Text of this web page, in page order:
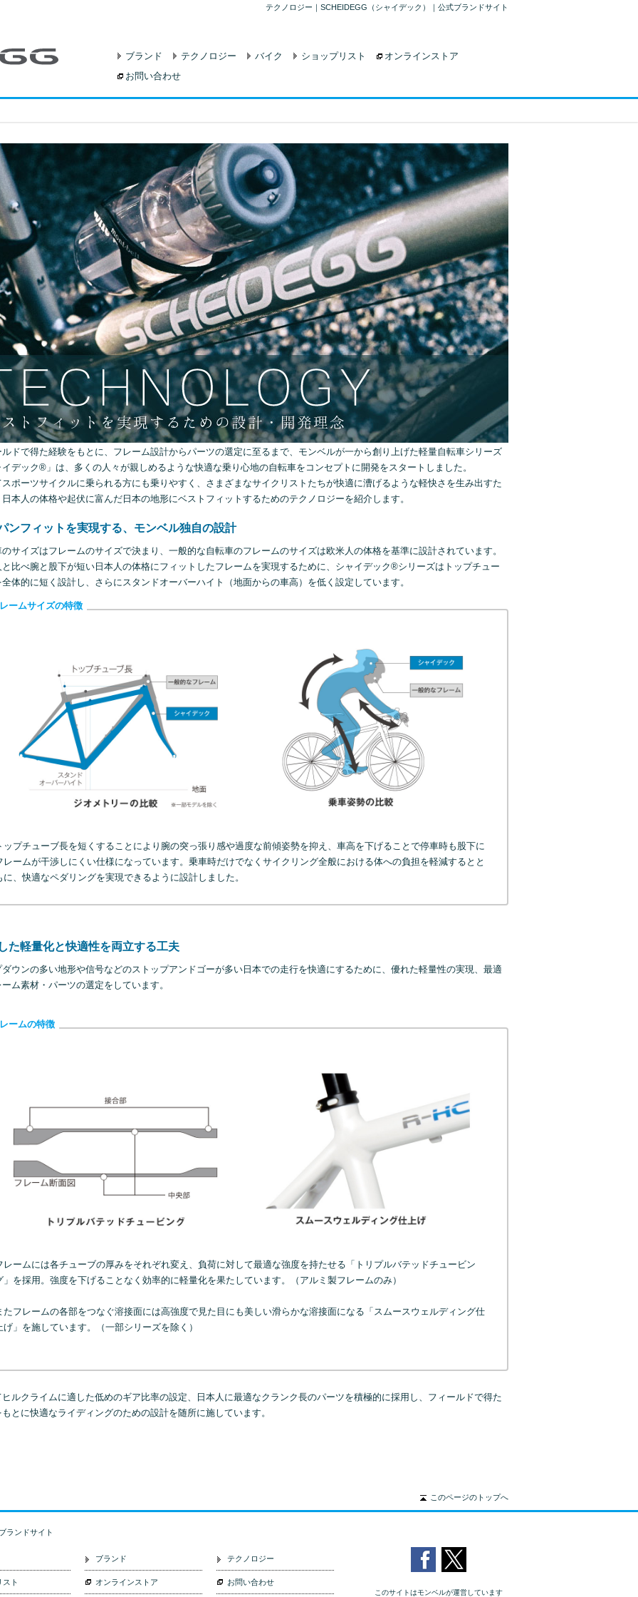
テクノロジー｜SCHEIDEGG（シャイデック）｜公式ブランドサイト
ブランド テクノロジー バイク ショップリスト
オンラインストア
お問い合わせ
ルドで得た経験をもとに、フレーム設計からパーツの選定に至るまで、モンベルが一から創り上げた軽量自転車シリーズ
デック®」は、多くの人々が親しめるような快適な乗り心地の自転車をコンセプトに開発をスタートしました。
ポーツサイクルに乗られる方にも乗りやすく、さまざまなサイクリストたちが快適に漕げるような軽快さを生み出すた
本人の体格や起伏に富んだ日本の地形にベストフィットするためのテクノロジーを紹介します。
ンフィットを実現する、モンベル独自の設計
サイズはフレームのサイズで決まり、一般的な自転車のフレームのサイズは欧米人の体格を基準に設計されています。
と比べ腕と股下が短い日本人の体格にフィットしたフレームを実現するために、シャイデック®シリーズはトップチュー
体的に短く設計し、さらにスタンドオーバーハイト（地面からの車高）を低く設定しています。
ップチューブ長を短くすることにより腕の突っ張り感や過度な前傾姿勢を抑え、車高を下げることで停車時も股下に
レームが干渉しにくい仕様になっています。乗車時だけでなくサイクリング全般における体への負担を軽減するとと
に、快適なペダリングを実現できるように設計しました。
た軽量化と快適性を両立する工夫
ウンの多い地形や信号などのストップアンドゴーが多い日本での走行を快適にするために、優れた軽量性の実現、最適
ム素材・パーツの選定をしています。
レームには各チューブの厚みをそれぞれ変え、負荷に対して最適な強度を持たせる「トリプルバテッドチュービン
」を採用。強度を下げることなく効率的に軽量化を果たしています。（アルミ製フレームのみ）
たフレームの各部をつなぐ溶接面には高強度で見た目にも美しい滑らかな溶接面になる「スムースウェルディング仕
げ」を施しています。（一部シリーズを除く）
ルクライムに適した低めのギア比率の設定、日本人に最適なクランク長のパーツを積極的に採用し、フィールドで得た
とに快適なライディングのための設計を随所に施しています。
このページのトップへ
ランドサイト
ブランド テクノロジー
スト オンラインストア お問い合わせ
このサイトはモンベルが運営しています